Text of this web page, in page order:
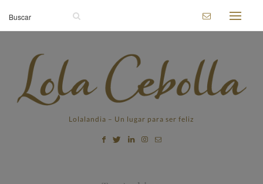
Lolalandia – Un lugar para ser feliz